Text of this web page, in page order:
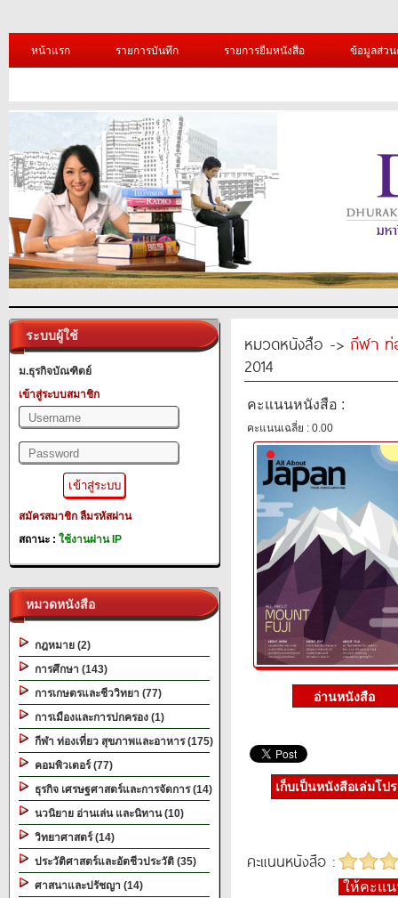
หน้าแรก รายการบันทึก รายการยืมหนังสือ ข้อมูลส่ว
ระบบผู้ใช้
ม.ธุรกิจบัณฑิตย์
เข้าสู่ระบบสมาชิก
สมัครสมาชิก ลืมรหัสผ่าน
สถานะ : ใช้งานผ่าน IP
หมวดหนังสือ
กฎหมาย (2)
การศึกษา (143)
การเกษตรและชีววิทยา (77)
การเมืองและการปกครอง (1)
กีฬา ท่องเที่ยว สุขภาพและอาหาร (175)
คอมพิวเตอร์ (77)
ธุรกิจ เศรษฐศาสตร์และการจัดการ (14)
นวนิยาย อ่านเล่น และนิทาน (10)
วิทยาศาสตร์ (14)
ประวัติศาสตร์และอัตชีวประวัติ (35)
ศาสนาและปรัชญา (14)
หมวดหนังสือ -> กีฬา ท่
2014
คะแนนหนังสือ :
คะแนนเฉลี่ย : 0.00
เก็บเป็นหนังสือเล่มโป
คะแนนหนังสือ :
ให้คะแ